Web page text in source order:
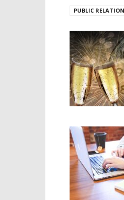
PUBLIC